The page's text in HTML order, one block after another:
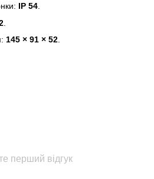
IP 54
145 × 91 × 52
перший відгук